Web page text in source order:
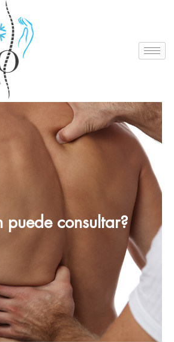
puede consultar?